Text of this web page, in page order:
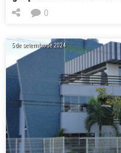
0
5 de setembro de 2024